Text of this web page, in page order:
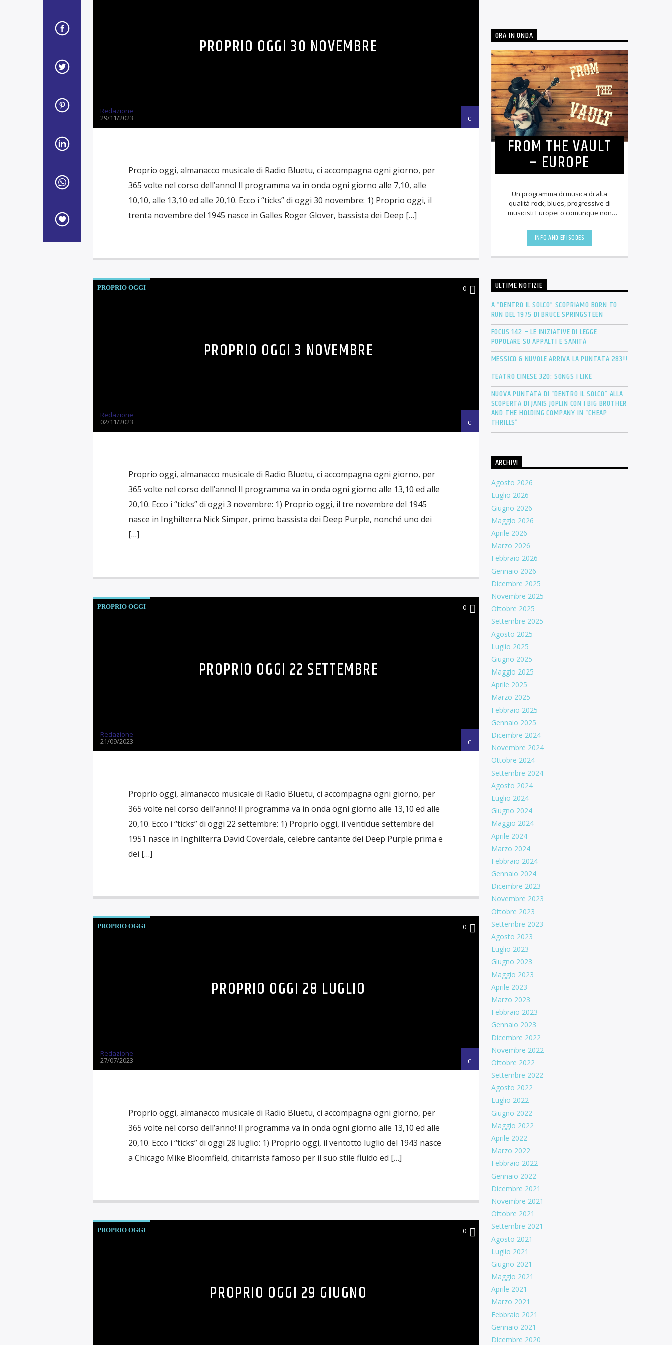
PROPRIO OGGI 30 NOVEMBRE
Redazione
29/11/2023
Proprio oggi, almanacco musicale di Radio Bluetu, ci accompagna ogni giorno, per
365 volte nel corso dell’anno! Il programma va in onda ogni giorno alle 7,10, alle
10,10, alle 13,10 ed alle 20,10. Ecco i “ticks” di oggi 30 novembre: 1) Proprio oggi, il
trenta novembre del 1945 nasce in Galles Roger Glover, bassista dei Deep […]
PROPRIO OGGI 0
PROPRIO OGGI 3 NOVEMBRE
Redazione
02/11/2023
Proprio oggi, almanacco musicale di Radio Bluetu, ci accompagna ogni giorno, per
365 volte nel corso dell’anno! Il programma va in onda ogni giorno alle 13,10 ed alle
20,10. Ecco i “ticks” di oggi 3 novembre: 1) Proprio oggi, il tre novembre del 1945
nasce in Inghilterra Nick Simper, primo bassista dei Deep Purple, nonché uno dei
[…]
PROPRIO OGGI 0
PROPRIO OGGI 22 SETTEMBRE
Redazione
21/09/2023
Proprio oggi, almanacco musicale di Radio Bluetu, ci accompagna ogni giorno, per
365 volte nel corso dell’anno! Il programma va in onda ogni giorno alle 13,10 ed alle
20,10. Ecco i “ticks” di oggi 22 settembre: 1) Proprio oggi, il ventidue settembre del
1951 nasce in Inghilterra David Coverdale, celebre cantante dei Deep Purple prima e
dei […]
PROPRIO OGGI 0
PROPRIO OGGI 28 LUGLIO
Redazione
27/07/2023
Proprio oggi, almanacco musicale di Radio Bluetu, ci accompagna ogni giorno, per
365 volte nel corso dell’anno! Il programma va in onda ogni giorno alle 13,10 ed alle
20,10. Ecco i “ticks” di oggi 28 luglio: 1) Proprio oggi, il ventotto luglio del 1943 nasce
a Chicago Mike Bloomfield, chitarrista famoso per il suo stile fluido ed […]
PROPRIO OGGI 0
PROPRIO OGGI 29 GIUGNO
ORA IN ONDA
FROM THE VAULT
– EUROPE
Un programma di musica di alta
qualità rock, blues, progressive di
musicisti Europei o comunque non
proposta senza [...]
INFO AND EPISODES
ULTIME NOTIZIE
A “DENTRO IL SOLCO” SCOPRIAMO BORN TO
RUN DEL 1975 DI BRUCE SPRINGSTEEN
FOCUS 142 – LE INIZIATIVE DI LEGGE
POPOLARE SU APPALTI E SANITÀ
MESSICO & NUVOLE ARRIVA LA PUNTATA 283!!
TEATRO CINESE 320: SONGS I LIKE
NUOVA PUNTATA DI “DENTRO IL SOLCO” ALLA
SCOPERTA DI JANIS JOPLIN CON I BIG BROTHER
AND THE HOLDING COMPANY IN “CHEAP
THRILLS”
ARCHIVI
Agosto 2026
Luglio 2026
Giugno 2026
Maggio 2026
Aprile 2026
Marzo 2026
Febbraio 2026
Gennaio 2026
Dicembre 2025
Novembre 2025
Ottobre 2025
Settembre 2025
Agosto 2025
Luglio 2025
Giugno 2025
Maggio 2025
Aprile 2025
Marzo 2025
Febbraio 2025
Gennaio 2025
Dicembre 2024
Novembre 2024
Ottobre 2024
Settembre 2024
Agosto 2024
Luglio 2024
Giugno 2024
Maggio 2024
Aprile 2024
Marzo 2024
Febbraio 2024
Gennaio 2024
Dicembre 2023
Novembre 2023
Ottobre 2023
Settembre 2023
Agosto 2023
Luglio 2023
Giugno 2023
Maggio 2023
Aprile 2023
Marzo 2023
Febbraio 2023
Gennaio 2023
Dicembre 2022
Novembre 2022
Ottobre 2022
Settembre 2022
Agosto 2022
Luglio 2022
Giugno 2022
Maggio 2022
Aprile 2022
Marzo 2022
Febbraio 2022
Gennaio 2022
Dicembre 2021
Novembre 2021
Ottobre 2021
Settembre 2021
Agosto 2021
Luglio 2021
Giugno 2021
Maggio 2021
Aprile 2021
Marzo 2021
Febbraio 2021
Gennaio 2021
Dicembre 2020